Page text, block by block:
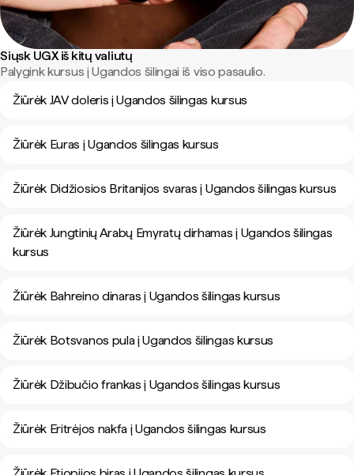
Siųsk UGX iš kitų valiutų
Palygink kursus į Ugandos šilingai iš viso pasaulio.
Žiūrėk JAV doleris į Ugandos šilingas kursus
Žiūrėk Euras į Ugandos šilingas kursus
Žiūrėk Didžiosios Britanijos svaras į Ugandos šilingas kursus
Žiūrėk Jungtinių Arabų Emyratų dirhamas į Ugandos šilingas
kursus
Žiūrėk Bahreino dinaras į Ugandos šilingas kursus
Žiūrėk Botsvanos pula į Ugandos šilingas kursus
Žiūrėk Džibučio frankas į Ugandos šilingas kursus
Žiūrėk Eritrėjos nakfa į Ugandos šilingas kursus